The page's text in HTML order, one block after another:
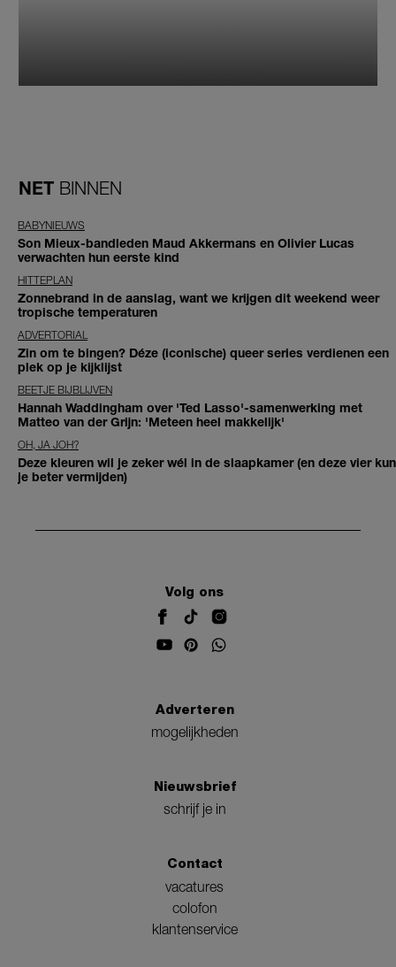
NET BINNEN
BABYNIEUWS
Son Mieux-bandleden Maud Akkermans en Olivier Lucas
verwachten hun eerste kind
HITTEPLAN
Zonnebrand in de aanslag, want we krijgen dit weekend weer
tropische temperaturen
ADVERTORIAL
Zin om te bingen? Déze (iconische) queer series verdienen een
plek op je kijklijst
BEETJE BIJBLIJVEN
Hannah Waddingham over 'Ted Lasso'-samenwerking met
Matteo van der Grijn: 'Meteen heel makkelijk'
OH, JA JOH?
Deze kleuren wil je zeker wél in de slaapkamer (en deze vier kun
je beter vermijden)
Volg ons
Adverteren
mogelijkheden
Nieuwsbrief
schrijf je in
Contact
vacatures
colofon
klantenservice